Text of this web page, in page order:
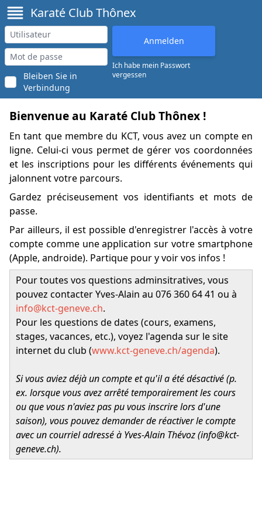
Karaté Club Thônex
Bleiben Sie in
Verbindung
Ich habe mein Passwort
vergessen
Bienvenue au Karaté Club Thônex !
En tant que membre du KCT, vous avez un compte en
ligne. Celui-ci vous permet de gérer vos coordonnées
et les inscriptions pour les différents événements qui
jalonnent votre parcours.
Gardez préciseusement vos identifiants et mots de
passe.
Par ailleurs, il est possible d'enregistrer l'accès à votre
compte comme une application sur votre smartphone
(Apple, androide). Partique pour y voir vos infos !
Pour toutes vos questions adminsitratives, vous
pouvez contacter Yves-Alain au 076 360 64 41 ou à
info@kct-geneve.ch.
Pour les questions de dates (cours, examens,
stages, vacances, etc.), voyez l'agenda sur le site
internet du club (www.kct-geneve.ch/agenda).
Si vous aviez déjà un compte et qu'il a été désactivé (p.
ex. lorsque vous avez arrêté temporairement les cours
ou que vous n'aviez pas pu vous inscrire lors d'une
saison), vous pouvez demander de réactiver le compte
avec un courriel adressé à Yves-Alain Thévoz (info@kct-
geneve.ch).